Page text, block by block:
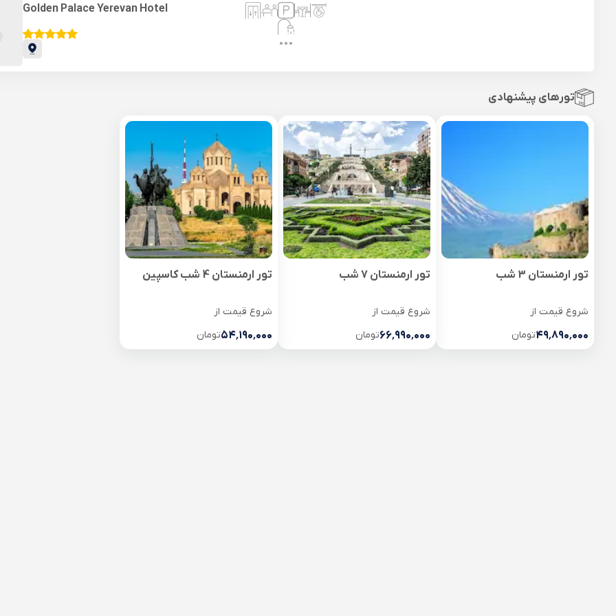
Golden Palace Yerevan Hotel
تورهای پیشنهادی
تور ارمنستان 3 شب
شروع قیمت از
۴۹٬۸۹۰٬۰۰۰تومان
تور ارمنستان 7 شب
شروع قیمت از
۶۶٬۹۹۰٬۰۰۰تومان
تور ارمنستان 4 شب کاسپین
شروع قیمت از
۵۴٬۱۹۰٬۰۰۰تومان